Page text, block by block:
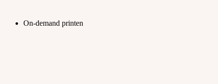
On-demand printen